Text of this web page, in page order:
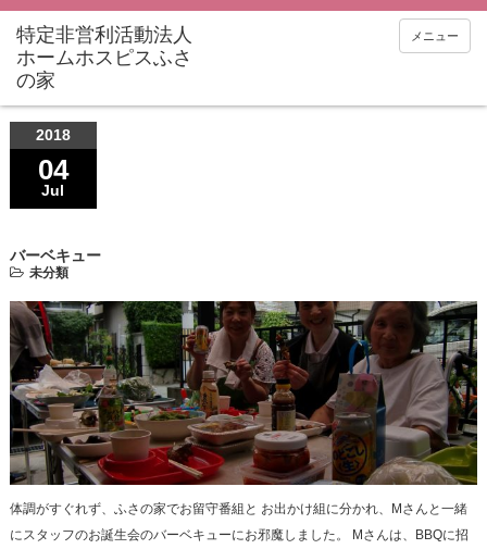
メニュー
2018
04
Jul
バーベキュー
未分類
体調がすぐれず、ふさの家でお留守番組と お出かけ組に分かれ、Mさんと一緒
にスタッフのお誕生会のバーベキューにお邪魔しました。 Mさんは、BBQに招